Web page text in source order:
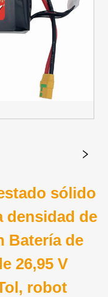
sólido
densidad de
Batería de
26,95 V
robot